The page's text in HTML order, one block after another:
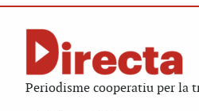
Periodisme cooperatiu per la